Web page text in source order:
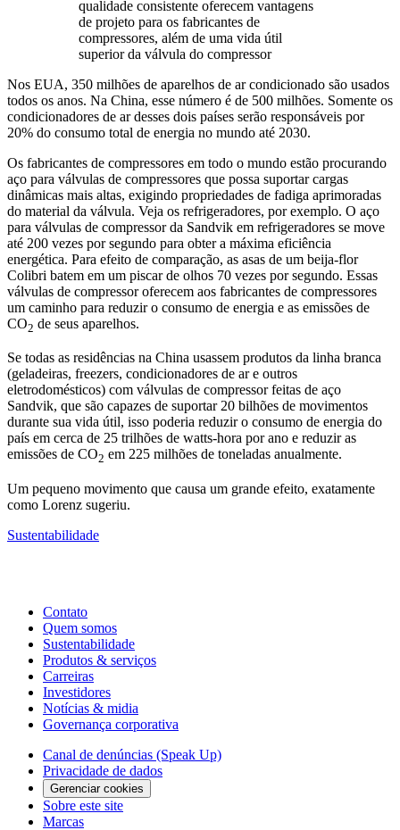
qualidade consistente oferecem vantagens
de projeto para os fabricantes de
compressores, além de uma vida útil
superior da válvula do compressor
Nos EUA, 350 milhões de aparelhos de ar condicionado são usados
todos os anos. Na China, esse número é de 500 milhões. Somente os
condicionadores de ar desses dois países serão responsáveis por
20% do consumo total de energia no mundo até 2030.
Os fabricantes de compressores em todo o mundo estão procurando
aço para válvulas de compressores que possa suportar cargas
dinâmicas mais altas, exigindo propriedades de fadiga aprimoradas
do material da válvula. Veja os refrigeradores, por exemplo. O aço
para válvulas de compressor da Sandvik em refrigeradores se move
até 200 vezes por segundo para obter a máxima eficiência
energética. Para efeito de comparação, as asas de um beija-flor
Colibri batem em um piscar de olhos 70 vezes por segundo. Essas
válvulas de compressor oferecem aos fabricantes de compressores
um caminho para reduzir o consumo de energia e as emissões de
CO2 de seus aparelhos.
Se todas as residências na China usassem produtos da linha branca
(geladeiras, freezers, condicionadores de ar e outros
eletrodomésticos) com válvulas de compressor feitas de aço
Sandvik, que são capazes de suportar 20 bilhões de movimentos
durante sua vida útil, isso poderia reduzir o consumo de energia do
país em cerca de 25 trilhões de watts-hora por ano e reduzir as
emissões de CO2 em 225 milhões de toneladas anualmente.
Um pequeno movimento que causa um grande efeito, exatamente
como Lorenz sugeriu.
Sustentabilidade
Contato
Quem somos
Sustentabilidade
Produtos & serviços
Carreiras
Investidores
Notícias & midia
Governança corporativa
Canal de denúncias (Speak Up)
Privacidade de dados
Gerenciar cookies
Sobre este site
Marcas